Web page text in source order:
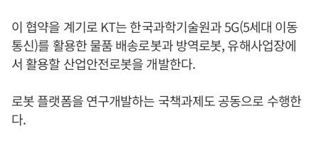
이 협약을 계기로 KT는 한국과학기술원과 5G(5세대 이동
통신)를 활용한 물품 배송로봇과 방역로봇, 유해사업장에
서 활용할 산업안전로봇을 개발한다.
로봇 플랫폼을 연구개발하는 국책과제도 공동으로 수행한
다.